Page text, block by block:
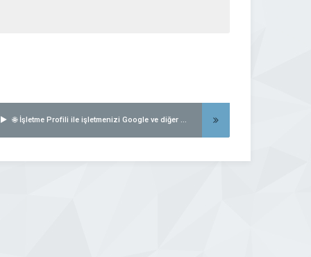
🌐 İşletme Profili ile işletmenizi Google ve diğer arama motorlarında listeleyin..